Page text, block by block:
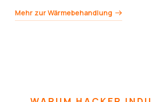
Mehr zur Wärmebehandlung